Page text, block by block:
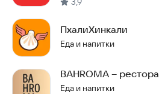
ПхалиХинкали
Еда и напитки
BAHROMA –
Еда и напитки